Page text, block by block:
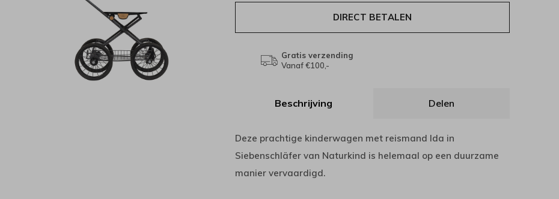
DIRECT BETALEN
Gratis verzending
Vanaf €100,-
Beschrijving Delen
Deze prachtige kinderwagen met reismand Ida in
Siebenschläfer van Naturkind is helemaal op een duurzame
manier vervaardigd.